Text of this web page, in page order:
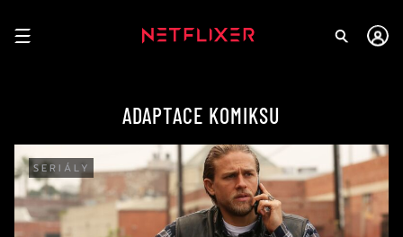
ADAPTACE KOMIKSU
SERIÁLY